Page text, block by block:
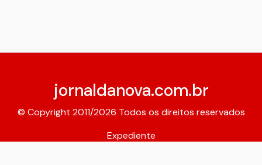
jornaldanova.com.br
© Copyright 2011/2026 Todos os direitos reservados
Expediente